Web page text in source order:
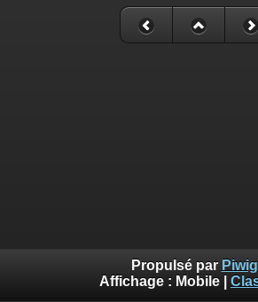
Propulsé par
Affichage : Mobile